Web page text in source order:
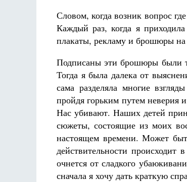
Словом, когда возник вопрос
Каждый раз, когда я
плакаты, рекламу и брошюры на
Подписаны эти брошюры были
Тогда я была далека от
сама разделяла многие
пройдя горьким путем неверия
Нас убивают. Наших детей
сюжеты, состоящие из моих
настоящем времени. Может
действительности
очнется от сладкого
сначала я хочу дать краткую